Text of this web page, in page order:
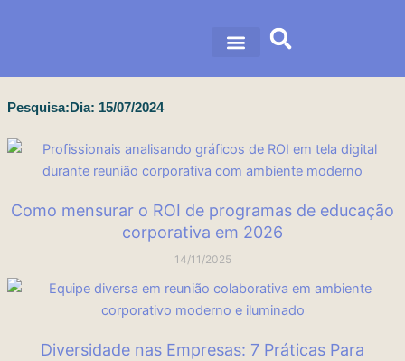
conteúdo
Pesquisa:Dia: 15/07/2024
Como mensurar o ROI de programas de educação
corporativa em 2026
14/11/2025
Diversidade nas Empresas: 7 Práticas Para
Página
Página
Página
Página
Página